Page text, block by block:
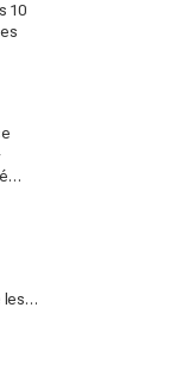
10
les
la